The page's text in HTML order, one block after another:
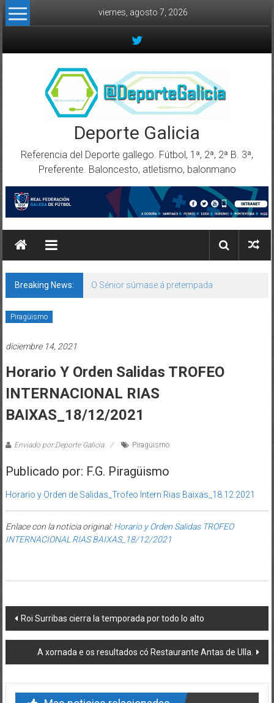
Skip to content
viernes, agosto 7, 2026
Deporte Galicia
Referencia del Deporte gallego. Fútbol, 1ª, 2ª, 2ª B. 3ª,
Preferente. Baloncesto, atletismo, balonmano
Breaking News: O Sénior súmase á pretempada
Piragüismo
diciembre 14, 2021
Horario Y Orden Salidas TROFEO
INTERNACIONAL RIAS
BAIXAS_18/12/2021
Enviado por:Deporte Galicia Piragüismo
Publicado por: F.G. Piragüismo
Horario y Orden de Salidas_Trofeo Intern.Rias Baixas_18.12.2021
Enlace con la noticia original:Horario y Orden Salidas TROFEO
INTERNACIONAL RIAS BAIXAS_18/12/2021
Post navigation
Roi Surribas cierra la temporada por todo lo alto
A xornada e os resultados có Restaurante Antas de Ulla.